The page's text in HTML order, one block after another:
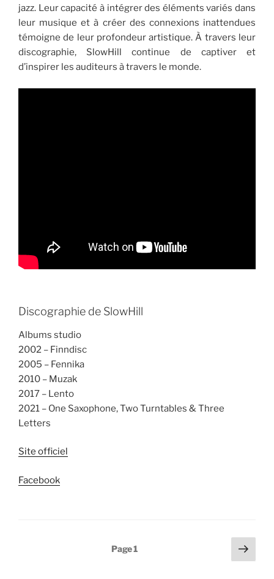
jazz. Leur capacité à intégrer des éléments variés dans
leur musique et à créer des connexions inattendues
témoigne de leur profondeur artistique. À travers leur
discographie, SlowHill continue de captiver et
d’inspirer les auditeurs à travers le monde.
Discographie de SlowHill
Albums studio
2002 – Finndisc
2005 – Fennika
2010 – Muzak
2017 – Lento
2021 – One Saxophone, Two Turntables & Three
Letters
Site officiel
Facebook
Page1
Page